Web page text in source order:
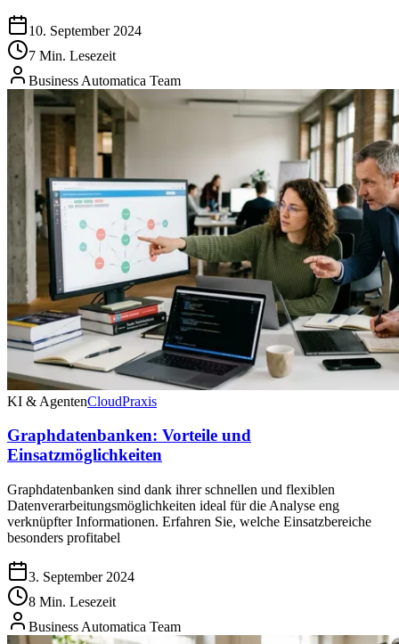
10. September 2024
7 Min. Lesezeit
Business Automatica Team
KI & AgentenCloudPraxis
Graphdatenbanken: Vorteile und
Einsatzmöglichkeiten
Graphdatenbanken sind dank ihrer schnellen und flexiblen
Datenverarbeitungsmöglichkeiten ideal für die Analyse eng
verknüpfter Informationen. Erfahren Sie, welche Einsatzbereiche
besonders profitabel
3. September 2024
8 Min. Lesezeit
Business Automatica Team